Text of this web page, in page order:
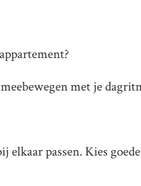
met je
elkaar passen. Kies